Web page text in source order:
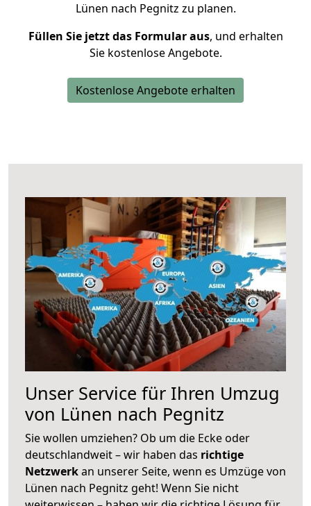
Lünen nach Pegnitz zu planen.
Füllen Sie jetzt das Formular aus, und erhalten
Sie kostenlose Angebote.
Kostenlose Angebote erhalten
Unser Service für Ihren Umzug
von Lünen nach Pegnitz
Sie wollen umziehen? Ob um die Ecke oder
deutschlandweit – wir haben das richtige
Netzwerkan unserer Seite, wenn es Umzüge von
Lünen nach Pegnitz geht! Wenn Sie nicht